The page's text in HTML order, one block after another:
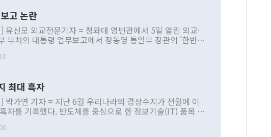
고 논란
유신모 외교전문기자 = 청와대 영빈관에서 5일 열린 외교·
부처의 대통령 업무보고에서 정동영 통일부 장관의 '한반도
부 내 조율을 거치지 않은 사안을 정책으로 추진하겠다고 공
근거한 비현실적 구상'이라는 비판을 내놨다. 그동안 정 장
관련 발언이 물의를 빚은 적은 여러 번 있지만 대통령과 유
공개적으로 부정적 입장을 표명한 것은 이례적이다. 정 장
북 접근법과 월권을 제어해야 한다는 목소리도 높아지고 있
최대 흑자
박가연 기자 = 지난 6월 우리나라의 경상수지가 전월에 이
자를 기록했다. 반도체를 중심으로 한 정보기술(IT) 품목 수
르